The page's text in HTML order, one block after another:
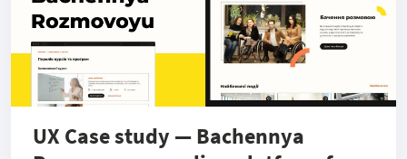
UX Case study — Bachennya